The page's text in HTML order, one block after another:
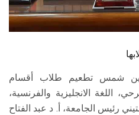
الخريجين
الزائـرون
الان
عين شمس تطعيم طلاب أقسام
اللغة الانجليزية والفرنسية،
رئيس الجامعة، أ. د عبد الفتاح